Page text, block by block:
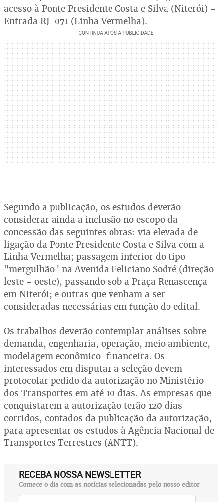
acesso à Ponte Presidente Costa e Silva (Niterói) -
Entrada RJ-071 (Linha Vermelha).
Segundo a publicação, os estudos deverão
considerar ainda a inclusão no escopo da
concessão das seguintes obras: via elevada de
ligação da Ponte Presidente Costa e Silva com a
Linha Vermelha; passagem inferior do tipo
"mergulhão" na Avenida Feliciano Sodré (direção
leste - oeste), passando sob a Praça Renascença
em Niterói; e outras que venham a ser
consideradas necessárias em função do edital.
Os trabalhos deverão contemplar análises sobre
demanda, engenharia, operação, meio ambiente,
modelagem econômico-financeira. Os
interessados em disputar a seleção devem
protocolar pedido da autorização no Ministério
dos Transportes em até 10 dias. As empresas que
conquistarem a autorização terão 120 dias
corridos, contados da publicação da autorização,
para apresentar os estudos à Agência Nacional de
Transportes Terrestres (ANTT).
RECEBA NOSSA NEWSLETTER
Comece o dia com as notícias selecionadas pelo nosso editor